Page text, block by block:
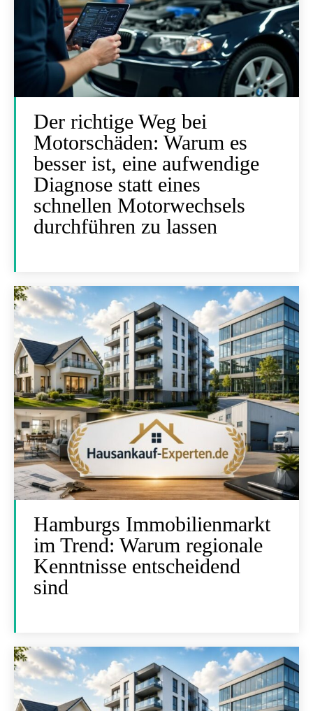
Der richtige Weg bei
Motorschäden: Warum es
besser ist, eine aufwendige
Diagnose statt eines
schnellen Motorwechsels
durchführen zu lassen
Hamburgs Immobilienmarkt
im Trend: Warum regionale
Kenntnisse entscheidend
sind